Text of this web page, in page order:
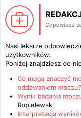
Odpowiedź
Nasi lekarze
użytkowników.
Poniżej znajdziesz do
Co mogą znaczyć
oddawaniem moczu?
Wynik badania
Ropielewski
Interpretacja